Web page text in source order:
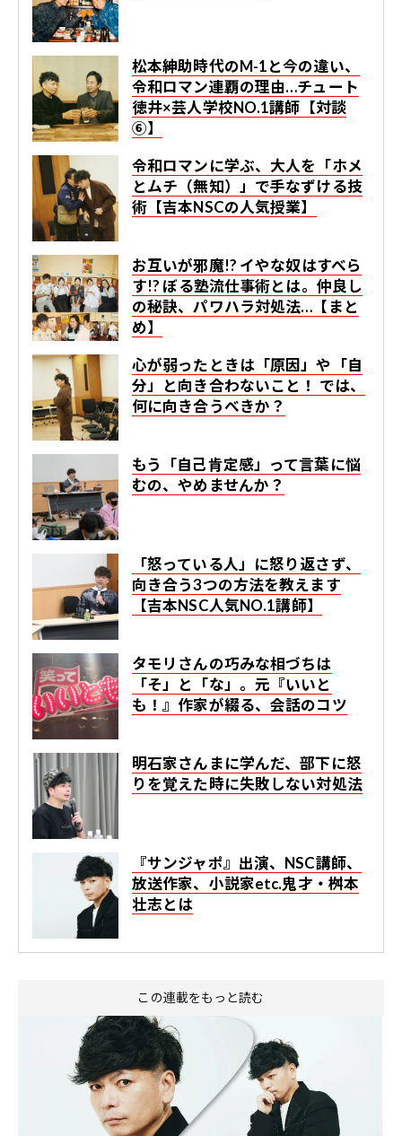
松本紳助時代のM-1と今の違い、
令和ロマン連覇の理由…チュート
徳井×芸人学校NO.1講師【対談
⑥】
令和ロマンに学ぶ、大人を「ホメ
とムチ（無知）」で手なずける技
術【吉本NSCの人気授業】
お互いが邪魔!? イやな奴はすべら
す!? ぼる塾流仕事術とは。仲良し
の秘訣、パワハラ対処法…【まと
め】
心が弱ったときは「原因」や「自
分」と向き合わないこと！ では、
何に向き合うべきか？
もう「自己肯定感」って言葉に悩
むの、やめませんか？
「怒っている人」に怒り返さず、
向き合う3つの方法を教えます
【吉本NSC人気NO.1講師】
タモリさんの巧みな相づちは
「そ」と「な」。元『いいと
も！』作家が綴る、会話のコツ
明石家さんまに学んだ、部下に怒
りを覚えた時に失敗しない対処法
『サンジャポ』出演、NSC講師、
放送作家、小説家etc.鬼才・桝本
壮志とは
この連載をもっと読む